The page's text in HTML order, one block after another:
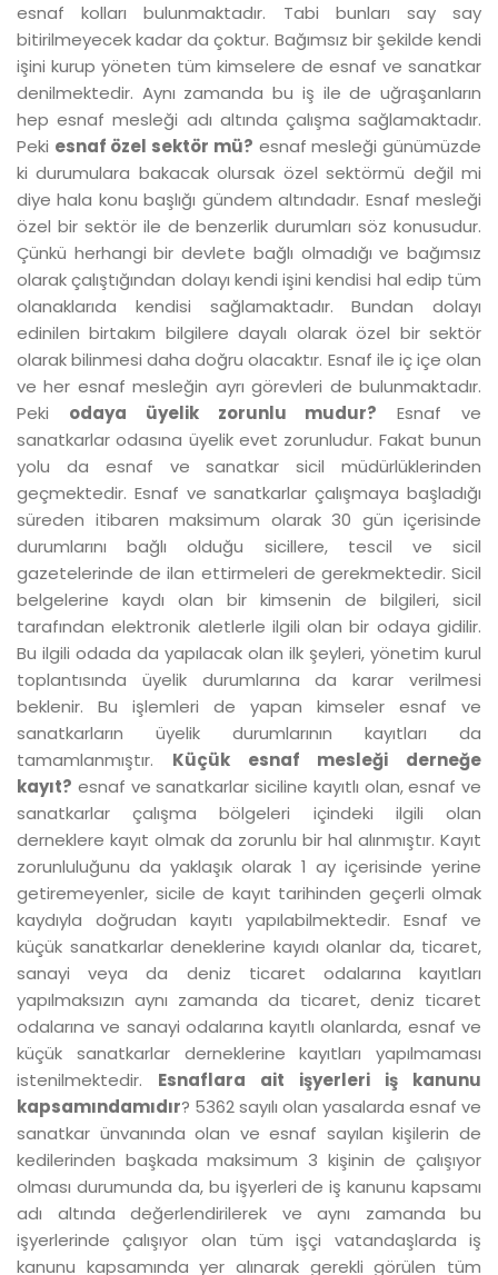
esnaf kolları bulunmaktadır. Tabi bunları say say
bitirilmeyecek kadar da çoktur. Bağımsız bir şekilde kendi
işini kurup yöneten tüm kimselere de esnaf ve sanatkar
denilmektedir. Aynı zamanda bu iş ile de uğraşanların
hep esnaf mesleği adı altında çalışma sağlamaktadır.
Peki esnaf özel sektör mü? esnaf mesleği günümüzde
ki durumulara bakacak olursak özel sektörmü değil mi
diye hala konu başlığı gündem altındadır. Esnaf mesleği
özel bir sektör ile de benzerlik durumları söz konusudur.
Çünkü herhangi bir devlete bağlı olmadığı ve bağımsız
olarak çalıştığından dolayı kendi işini kendisi hal edip tüm
olanaklarıda kendisi sağlamaktadır. Bundan dolayı
edinilen birtakım bilgilere dayalı olarak özel bir sektör
olarak bilinmesi daha doğru olacaktır. Esnaf ile iç içe olan
ve her esnaf mesleğin ayrı görevleri de bulunmaktadır.
Peki odaya üyelik zorunlu mudur? Esnaf ve
sanatkarlar odasına üyelik evet zorunludur. Fakat bunun
yolu da esnaf ve sanatkar sicil müdürlüklerinden
geçmektedir. Esnaf ve sanatkarlar çalışmaya başladığı
süreden itibaren maksimum olarak 30 gün içerisinde
durumlarını bağlı olduğu sicillere, tescil ve sicil
gazetelerinde de ilan ettirmeleri de gerekmektedir. Sicil
belgelerine kaydı olan bir kimsenin de bilgileri, sicil
tarafından elektronik aletlerle ilgili olan bir odaya gidilir.
Bu ilgili odada da yapılacak olan ilk şeyleri, yönetim kurul
toplantısında üyelik durumlarına da karar verilmesi
beklenir. Bu işlemleri de yapan kimseler esnaf ve
sanatkarların üyelik durumlarının kayıtları da
tamamlanmıştır. Küçük esnaf mesleği derneğe
kayıt? esnaf ve sanatkarlar siciline kayıtlı olan, esnaf ve
sanatkarlar çalışma bölgeleri içindeki ilgili olan
derneklere kayıt olmak da zorunlu bir hal alınmıştır. Kayıt
zorunluluğunu da yaklaşık olarak 1 ay içerisinde yerine
getiremeyenler, sicile de kayıt tarihinden geçerli olmak
kaydıyla doğrudan kayıtı yapılabilmektedir. Esnaf ve
küçük sanatkarlar deneklerine kayıdı olanlar da, ticaret,
sanayi veya da deniz ticaret odalarına kayıtları
yapılmaksızın aynı zamanda da ticaret, deniz ticaret
odalarına ve sanayi odalarına kayıtlı olanlarda, esnaf ve
küçük sanatkarlar derneklerine kayıtları yapılmaması
istenilmektedir. Esnaflara ait işyerleri iş kanunu
kapsamındamıdır? 5362 sayılı olan yasalarda esnaf ve
sanatkar ünvanında olan ve esnaf sayılan kişilerin de
kedilerinden başkada maksimum 3 kişinin de çalışıyor
olması durumunda da, bu işyerleri de iş kanunu kapsamı
adı altında değerlendirilerek ve aynı zamanda bu
işyerlerinde çalışıyor olan tüm işçi vatandaşlarda iş
kanunu kapsamında yer alınarak gerekli görülen tüm